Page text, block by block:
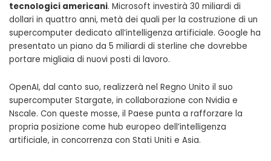
tecnologici americani. Microsoft investirà 30 miliardi di
dollari in quattro anni, metà dei quali per la costruzione di un
supercomputer dedicato all’intelligenza artificiale. Google ha
presentato un piano da 5 miliardi di sterline che dovrebbe
portare migliaia di nuovi posti di lavoro.
OpenAI, dal canto suo, realizzerà nel Regno Unito il suo
supercomputer Stargate, in collaborazione con Nvidia e
Nscale. Con queste mosse, il Paese punta a rafforzare la
propria posizione come hub europeo dell’intelligenza
artificiale, in concorrenza con Stati Uniti e Asia.